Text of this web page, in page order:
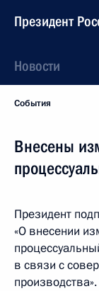
Президент
Новости
События
Внесены
Президент
«О внесении
в связи с
производства».